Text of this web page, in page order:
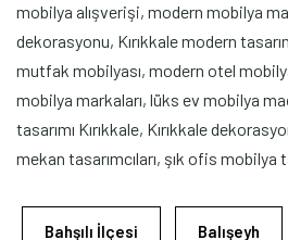
mobilya alışverişi, modern mobilya
dekorasyonu, Kırıkkale modern
mutfak mobilyası, modern otel
mobilya markaları, lüks ev mobilya
tasarımı Kırıkkale, Kırıkkale
mekan tasarımcıları, şık ofis mobilya
Bahşılı İlçesi Balışeyh